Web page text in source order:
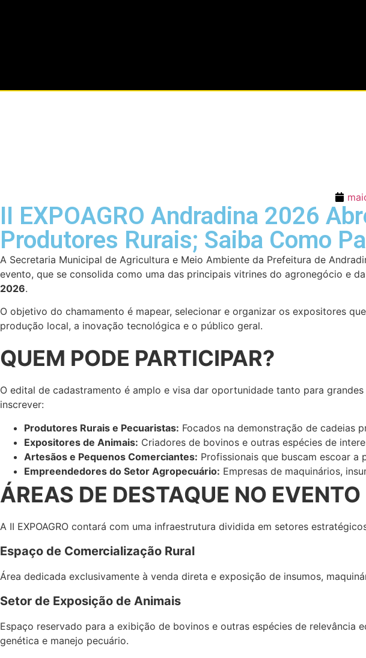
II EXPOAGRO Andradina 2026
Produtores Rurais; Saiba Como
A Secretaria Municipal de Agricultura e Meio Ambiente da Prefeitura de
evento, que se consolida como uma das principais vitrines do agronegócio e
2026.
O objetivo do chamamento é mapear, selecionar e organizar os expositores
produção local, a inovação tecnológica e o público geral.
QUEM PODE PARTICIPAR?
O edital de cadastramento é amplo e visa dar oportunidade tanto para
inscrever:
Produtores Rurais e Pecuaristas: Focados na demonstração de cadeias
Expositores de Animais: Criadores de bovinos e outras espécies de
Artesãos e Pequenos Comerciantes: Profissionais que buscam escoar a
Empreendedores do Setor Agropecuário: Empresas de maquinários,
ÁREAS DE DESTAQUE NO EVENTO
A II EXPOAGRO contará com uma infraestrutura dividida em setores
Espaço de Comercialização Rural
Área dedicada exclusivamente à venda direta e exposição de insumos,
Setor de Exposição de Animais
Espaço reservado para a exibição de bovinos e outras espécies de
genética e manejo pecuário.